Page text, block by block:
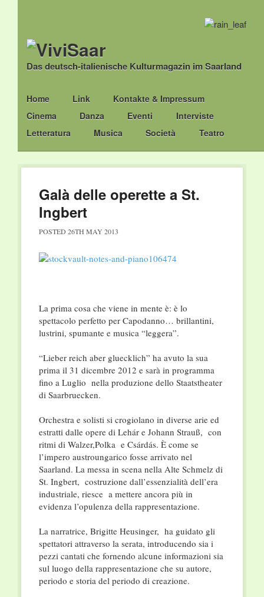
Das deutsch-italienische Kulturmagazin im Saarland
Main menu
Skip
to
content
Home Link
Kontakte & Impressum
Cinema
Danza Eventi
Interviste
Letteratura
Musica Società Teatro
Galà delle operette a St.
Ingbert
POSTED 26TH MAY 2013
La prima cosa che viene in mente è: è lo
spettacolo perfetto per Capodanno… brillantini,
lustrini, spumante e musica “leggera”.
“Lieber reich aber gluecklich” ha avuto la sua
prima il 31 dicembre 2012 e sarà in programma
fino a Luglio nella produzione dello Staatstheater
di Saarbruecken.
Orchestra e solisti si crogiolano in diverse arie ed
estratti dalle opere di Lehár e Johann Strauß, con
ritmi di Walzer,Polka e Csárdás. È come se
l’impero austroungarico fosse arrivato nel
Saarland. La messa in scena nella Alte Schmelz di
St. Ingbert, costruzione dall’essenzialità dell’era
industriale, riesce a mettere ancora più in
evidenza l’opulenza della rappresentazione.
La narratrice, Brigitte Heusinger, ha guidato gli
spettatori attraverso la serata, introducendo sia i
pezzi cantati che fornendo alcune informazioni sia
sul luogo della rappresentazione che su autore,
periodo e storia del periodo di creazione.